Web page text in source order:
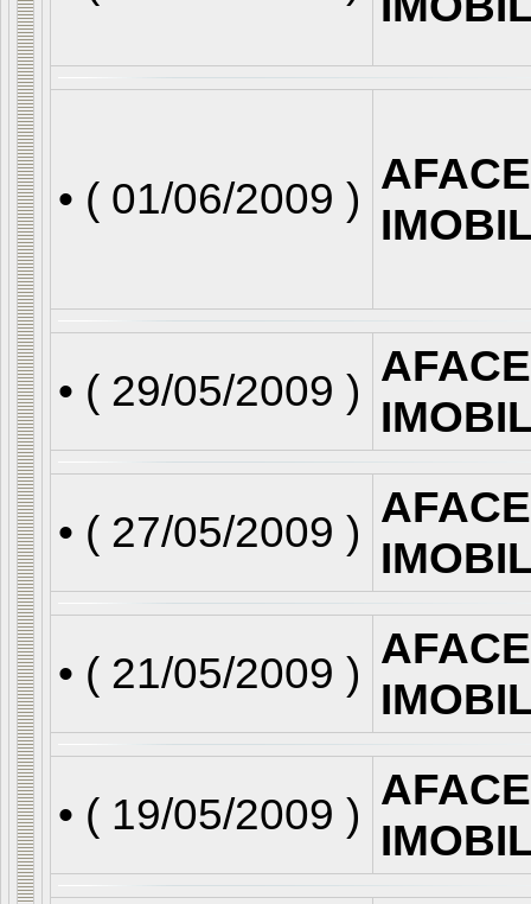
• ( 01/06/2009 )
• ( 29/05/2009 )
• ( 27/05/2009 )
• ( 21/05/2009 )
• ( 19/05/2009 )